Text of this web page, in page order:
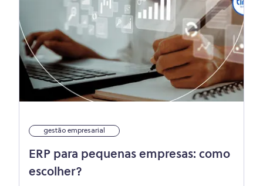
gestão empresarial
ERP para pequenas empresas: como
escolher?